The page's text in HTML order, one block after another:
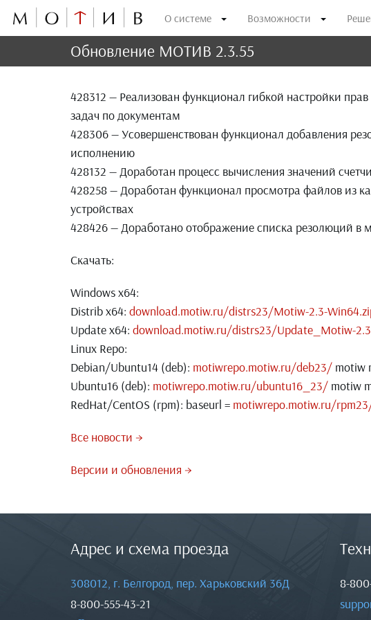
О системе Возможности
Обновление МОТИВ 2.3.55
428312 — Реализован функционал гибкой настройки
задач по документам
428306 — Усовершенствован функционал добавления
исполнению
428132 — Доработан процесс вычисления значений
428258 — Доработан функционал просмотра файлов из
устройствах
428426 — Доработано отображение списка резолюций в
Скачать:
Windows x64:
Distrib x64: download.motiw.ru/distrs23/Motiw-2.3-
Update x64: download.motiw.ru/distrs23/Update_Motiw-
Linux Repo:
Debian/Ubuntu14 (deb): motiwrepo.motiw.ru/deb23/ motiw
Ubuntu16 (deb): motiwrepo.motiw.ru/ubuntu16_23/ motiw
RedHat/CentOS (rpm): baseurl = motiwrepo.motiw.ru/
Все новости →
Версии и обновления →
Адрес и схема проезда
308012, г. Белгород, пер. Харьковский 36Д
8-800-555-43-21
8-